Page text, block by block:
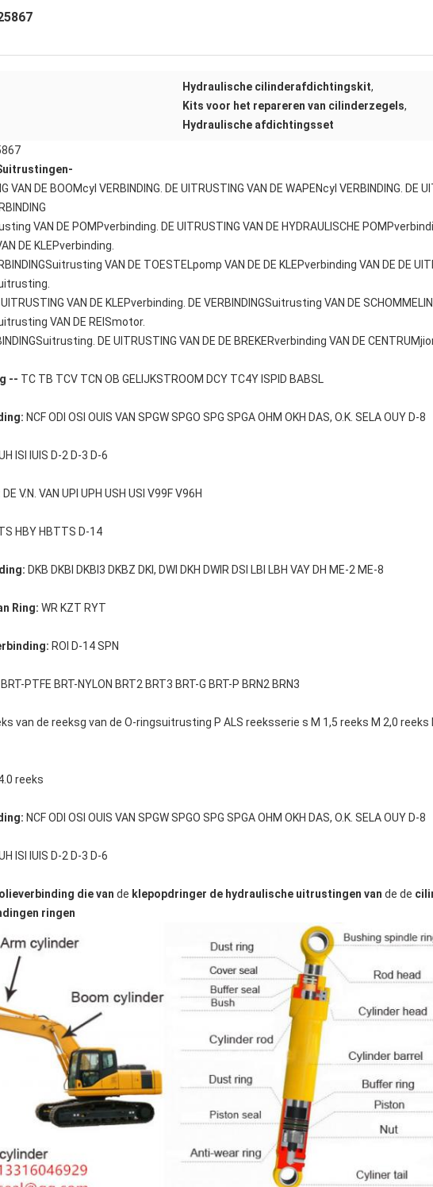
Hydraulische cilinderafdichtingskit,
Kits voor het repareren van cilinderzegels,
Hydraulische afdichtingsset
VAN DE BOOMcyl VERBINDING. DE UITRUSTING VAN DE WAPENcyl VERBINDING. DE
VAN DE POMPverbinding. DE UITRUSTING VAN DE HYDRAULISCHE
DE KLEPverbinding.
VAN DE TOESTELpomp VAN DE DE KLEPverbinding VAN DE DE
VAN DE KLEPverbinding. DE VERBINDINGSuitrusting VAN DE
VAN DE REISmotor.
DE UITRUSTING VAN DE DE BREKERverbinding VAN DE
-- TC TB TCV TCN OB GELIJKSTROOM DCY TC4Y ISPID BABSL
NCF ODI OSI OUIS VAN SPGW SPGO SPG SPGA OHM OKH DAS, O.K. SELA OUY D-8
ISI IUIS D-2 D-3 D-6
DE V.N. VAN UPI UPH USH USI V99F V96H
HBY HBTTS D-14
DKB DKBI DKBI3 DKBZ DKI, DWI DKH DWIR DSI LBI LBH VAY DH ME-2 ME-8
Ring: WR KZT RYT
ROI D-14 SPN
BRT-PTFE BRT-NYLON BRT2 BRT3 BRT-G BRT-P BRN2 BRN3
van de reeksg van de O-ringsuitrusting P ALS reeksserie s M 1,5 reeks M 2,0 reeks
reeks
NCF ODI OSI OUIS VAN SPGW SPGO SPG SPGA OHM OKH DAS, O.K. SELA OUY D-8
ISI IUIS D-2 D-3 D-6
die van de klepopdringer de hydraulische uitrustingen van de de
ringen